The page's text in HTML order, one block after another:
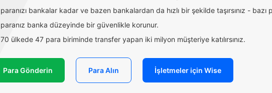
paranızı bankalar kadar ve bazen bankalardan da hızlı bir şekilde taşırsınız -
paranız banka düzeyinde bir güvenlikle korunur.
70 ülkede 47 para biriminde transfer yapan iki milyon müşteriye katılırsınız.
Para Gönderin Para Alın İşletmeler için Wise